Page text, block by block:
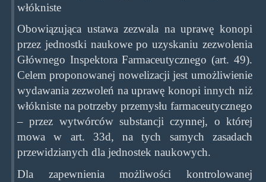
włókniste
Obowiązująca ustawa zezwala na uprawę konopi
przez jednostki naukowe po uzyskaniu zezwolenia
Głównego Inspektora Farmaceutycznego (art. 49).
Celem proponowanej nowelizacji jest umożliwienie
wydawania zezwoleń na uprawę konopi innych niż
włókniste na potrzeby przemysłu farmaceutycznego
– przez wytwórców substancji czynnej, o której
mowa w art. 33d, na tych samych zasadach
przewidzianych dla jednostek naukowych.
Dla zapewnienia możliwości kontrolowanej